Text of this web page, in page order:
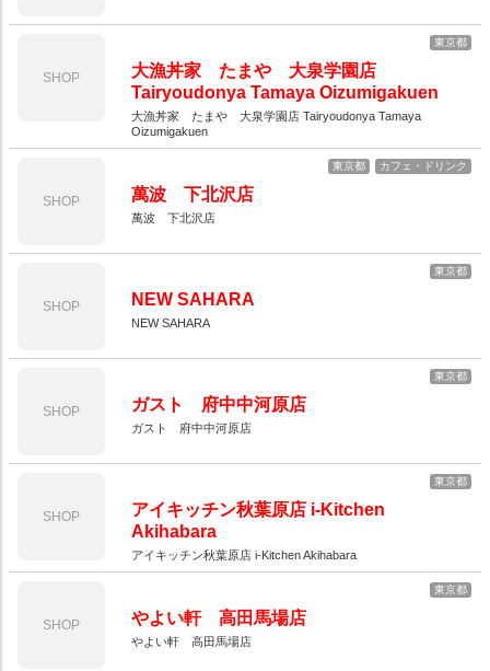
SHOP
東京都
大漁丼家 たまや 大泉学園店
Tairyoudonya Tamaya Oizumigakuen
大漁丼家 たまや 大泉学園店 Tairyoudonya Tamaya
Oizumigakuen
SHOP
東京都 カフェ・ドリンク
萬波 下北沢店
萬波 下北沢店
SHOP
東京都
NEW SAHARA
NEW SAHARA
SHOP
東京都
ガスト 府中中河原店
ガスト 府中中河原店
SHOP
東京都
アイキッチン秋葉原店 i-Kitchen
Akihabara
アイキッチン秋葉原店 i-Kitchen Akihabara
SHOP
東京都
やよい軒 高田馬場店
やよい軒 高田馬場店